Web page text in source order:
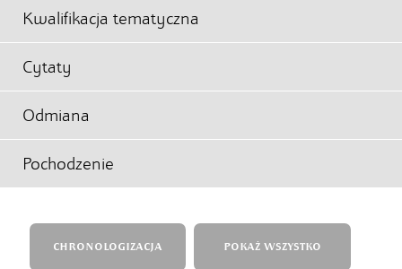
Kwalifikacja tematyczna
Cytaty
Odmiana
Pochodzenie
CHRONOLOGIZACJA POKAŻ WSZYSTKO